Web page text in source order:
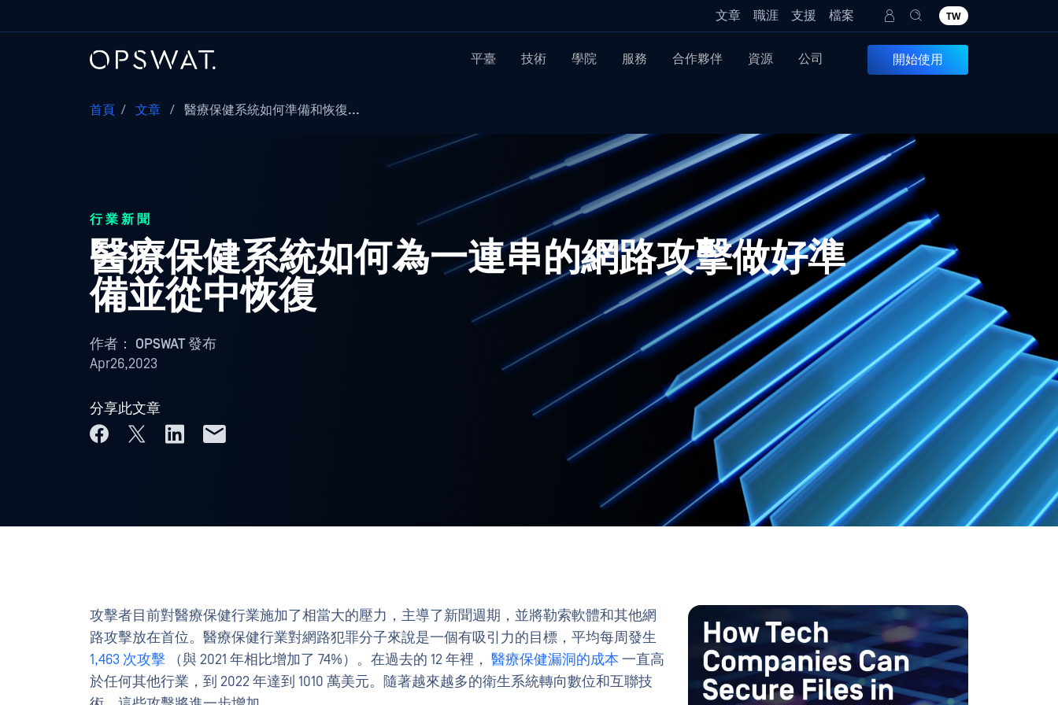
文章 職涯 支援 檔案 TW
平臺 技術 學院 服務 合作夥伴 資源 公司 開始使用
首頁 / 文章 / 醫療保健系統如何準備和恢復...
行業新聞
醫療保健系統如何為一連串的網路攻擊做好準
備並從中恢復
作者： OPSWAT 發布
Apr26,2023
分享此文章
攻擊者目前對醫療保健行業施加了相當大的壓力，主導了新聞週期，並將勒索軟體和其他網
路攻擊放在首位。醫療保健行業對網路犯罪分子來說是一個有吸引力的目標，平均每周發生
1,463 次攻擊 （與 2021 年相比增加了 74%）。在過去的 12 年裡， 醫療保健漏洞的成本 一直高
於任何其他行業，到 2022 年達到 1010 萬美元。隨著越來越多的衛生系統轉向數位和互聯技